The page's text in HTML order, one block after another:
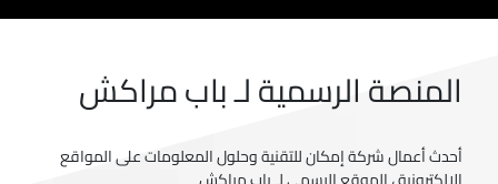
المنصة الرسمية لـ باب مراكش
أحدث أعمال شركة إمكان للتقنية وحلول المعلومات على المواقع